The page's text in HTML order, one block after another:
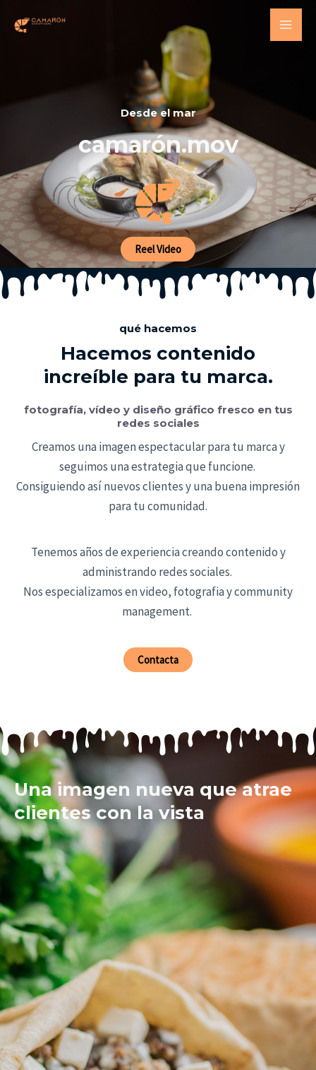
Desde el mar
camarón.mov
Reel Video
qué hacemos
Hacemos contenido
increíble para tu marca.
fotografía, vídeo y diseño gráfico fresco en tus
redes sociales
Creamos una imagen espectacular para tu marca y
seguimos una estrategia que funcione.
Consiguiendo así nuevos clientes y una buena impresión
para tu comunidad.
Tenemos años de experiencia creando contenido y
administrando redes sociales.
Nos especializamos en video, fotografia y community
management.
Contacta
Una imagen nueva que atrae
clientes con la vista